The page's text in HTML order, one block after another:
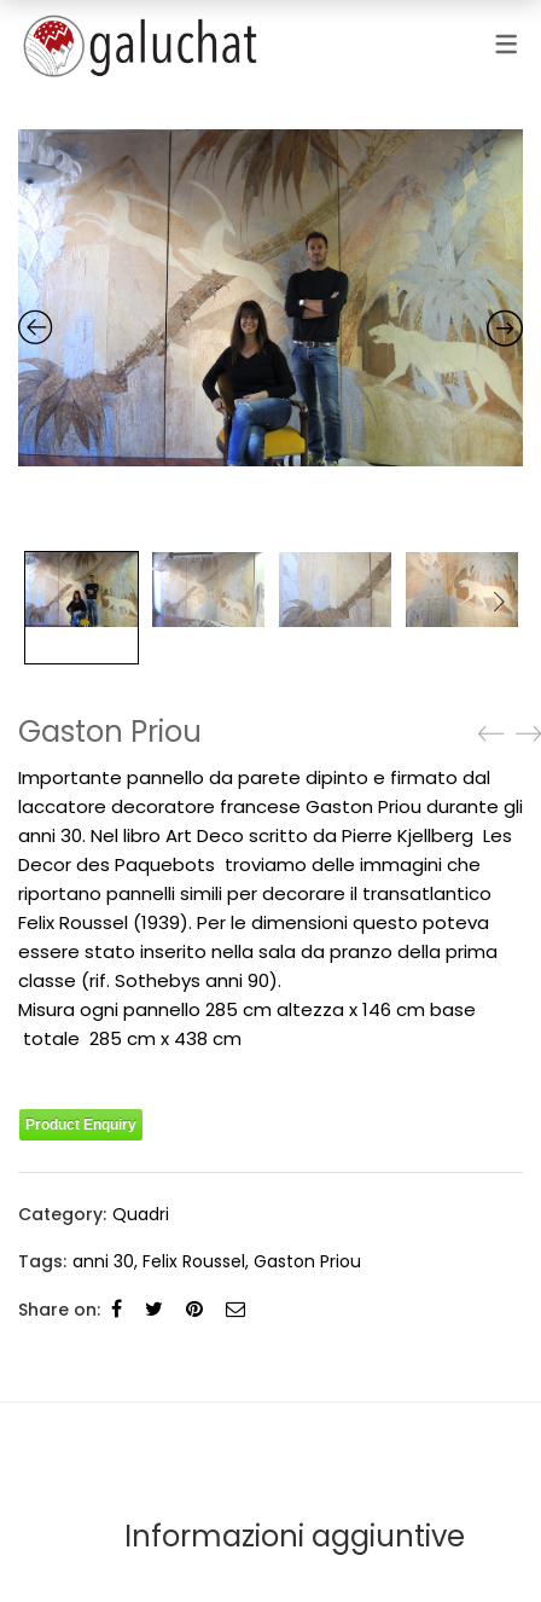
Gaston Priou
Importante pannello da parete dipinto e firmato dal
laccatore decoratore francese Gaston Priou durante gli
anni 30. Nel libro Art Deco scritto da Pierre Kjellberg Les
Decor des Paquebots troviamo delle immagini che
riportano pannelli simili per decorare il transatlantico
Felix Roussel (1939). Per le dimensioni questo poteva
essere stato inserito nella sala da pranzo della prima
classe (rif. Sothebys anni 90).
Misura ogni pannello 285 cm altezza x 146 cm base
totale 285 cm x 438 cm
Product Enquiry
Category: Quadri
Tags: anni 30, Felix Roussel, Gaston Priou
Share on:
Informazioni aggiuntive